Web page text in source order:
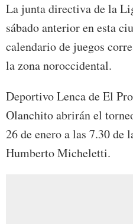
La junta directiva de la
sábado anterior en esta
calendario de juegos
la zona noroccidental.
Deportivo Lenca de El
Olanchito abrirán el
26 de enero a las 7.30 de
Humberto Micheletti.